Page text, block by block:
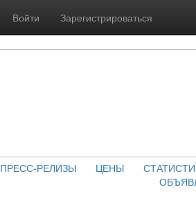
Войти Зарегистрироваться
ПРЕСС-РЕЛИЗЫ ЦЕНЫ